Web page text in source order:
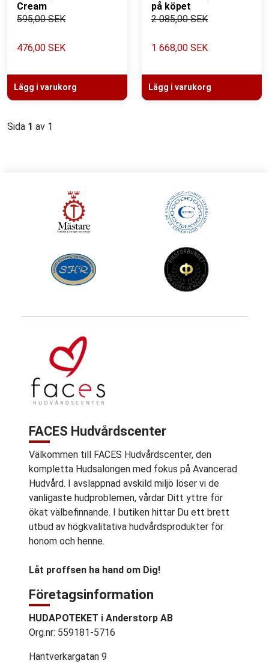
Cream
595,00 SEK
476,00 SEK
Lägg i varukorg
på köpet
2 085,00 SEK
1 668,00 SEK
Lägg i varukorg
Sida 1 av 1
FACES Hudvårdscenter
Välkommen till FACES Hudvårdscenter, den
kompletta Hudsalongen med fokus på Avancerad
Hudvård. I avslappnad avskild miljö löser vi de
vanligaste hudproblemen, vårdar Ditt yttre för
ökat välbefinnande. I butiken hittar Du ett brett
utbud av högkvalitativa hudvårdsprodukter för
honom och henne.
Låt proffsen ha hand om Dig!
Företagsinformation
HUDAPOTEKET i Anderstorp AB
Org.nr: 559181-5716
Hantverkargatan 9